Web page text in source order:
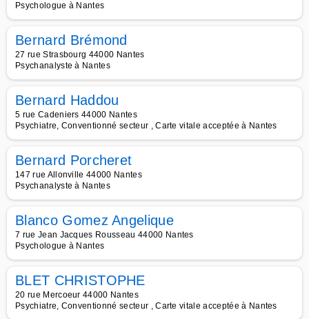
Psychologue à Nantes
Bernard Brémond
27 rue Strasbourg 44000 Nantes
Psychanalyste à Nantes
Bernard Haddou
5 rue Cadeniers 44000 Nantes
Psychiatre, Conventionné secteur , Carte vitale acceptée à Nantes
Bernard Porcheret
147 rue Allonville 44000 Nantes
Psychanalyste à Nantes
Blanco Gomez Angelique
7 rue Jean Jacques Rousseau 44000 Nantes
Psychologue à Nantes
BLET CHRISTOPHE
20 rue Mercoeur 44000 Nantes
Psychiatre, Conventionné secteur , Carte vitale acceptée à Nantes